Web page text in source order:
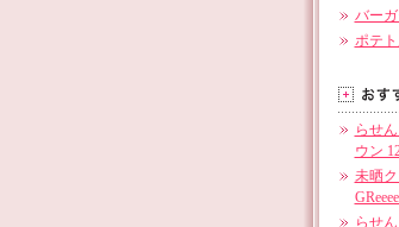
バー
ポテ
らせ
ウン
未晒
らせ